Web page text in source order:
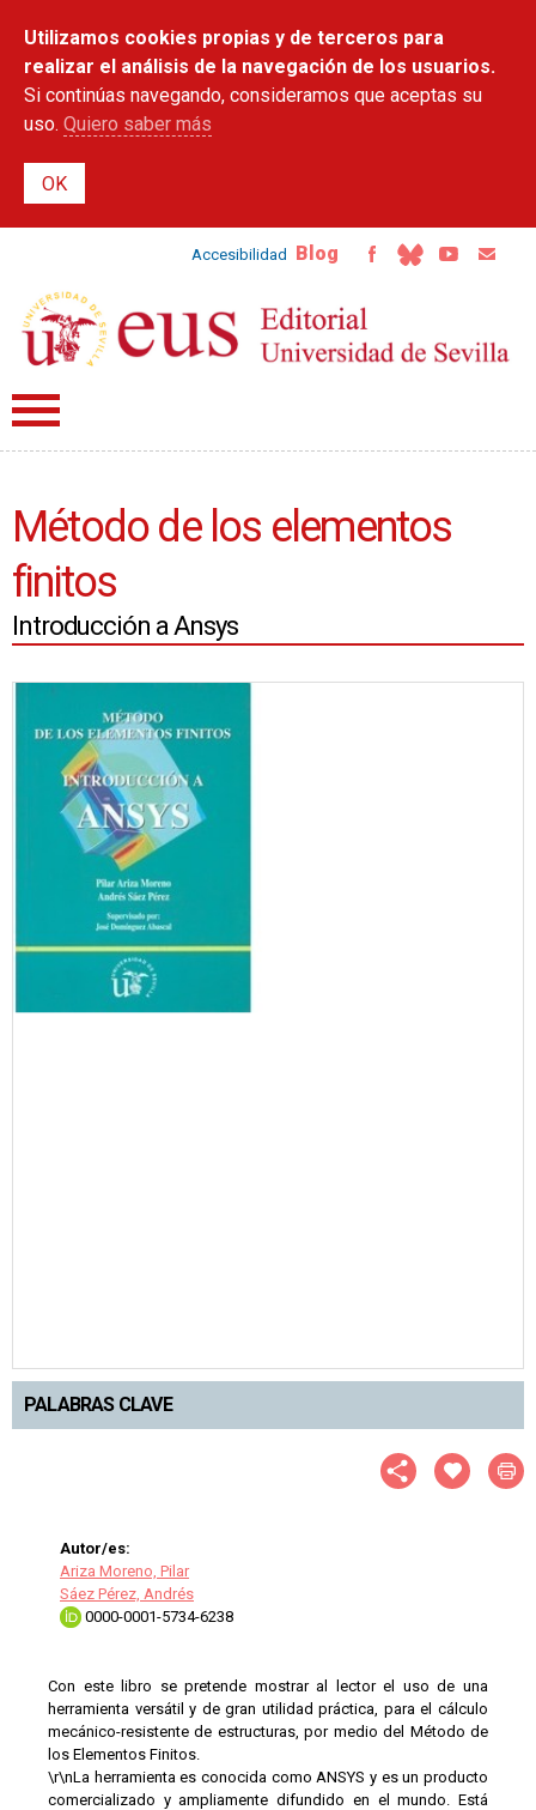
contenido
principal
Utilizamos cookies propias y de terceros para
realizar el análisis de la navegación de los usuarios.
Si continúas navegando, consideramos que aceptas su
uso. Quiero saber más
Accesibilidad Blog
Método de los elementos
finitos
Introducción a Ansys
PALABRAS CLAVE
Autor/es:
Ariza Moreno, Pilar
Sáez Pérez, Andrés
0000-0001-5734-6238
Con este libro se pretende mostrar al lector el uso de una
herramienta versátil y de gran utilidad práctica, para el cálculo
mecánico-resistente de estructuras, por medio del Método de
los Elementos Finitos.
\r\nLa herramienta es conocida como ANSYS y es un producto
comercializado y ampliamente difundido en el mundo. Está